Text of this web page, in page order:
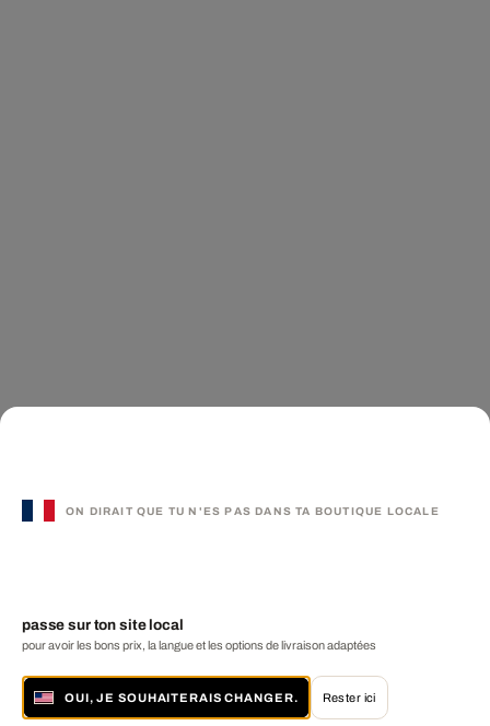
ON DIRAIT QUE TU N'ES PAS DANS TA BOUTIQUE LOCALE
passe sur ton site local
pour avoir les bons prix, la langue et les options de livraison adaptées
OUI, JE SOUHAITERAIS CHANGER. Rester ici